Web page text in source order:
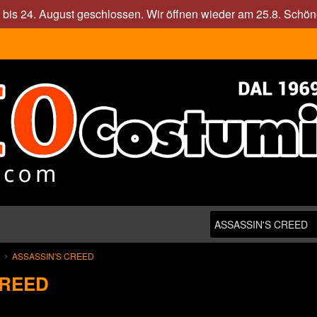
24. August geschlossen. Wir öffnen wieder am 25.8.
ASSASSIN'S CREED